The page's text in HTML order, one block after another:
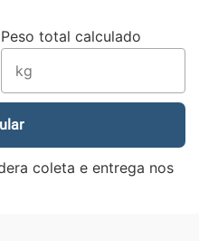
Peso total calculado
coleta e entrega nos